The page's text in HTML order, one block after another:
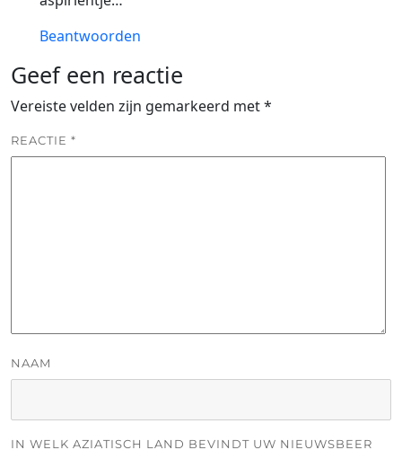
Beantwoorden
Geef een reactie
Vereiste velden zijn gemarkeerd met*
REACTIE *
NAAM
IN WELK AZIATISCH LAND BEVINDT UW NIEUWSBEER